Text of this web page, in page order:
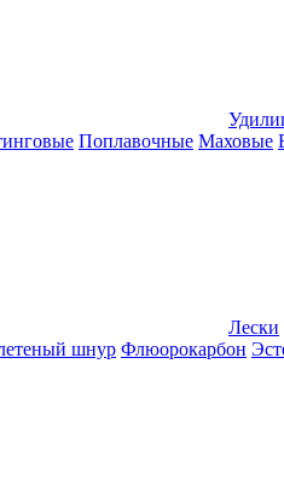
Поплавочные Маховые
Лески
шнур Флюорокарбон